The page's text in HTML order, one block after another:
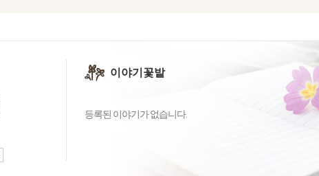
이야기꽃밭
등록된 이야기가 없습니다.